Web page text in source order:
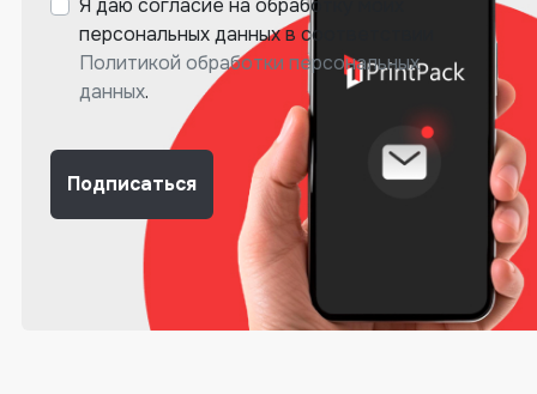
Я даю согласие на обработку моих
персональных данных в соответствии
Политикой обработки персональных
данных.
Подписаться